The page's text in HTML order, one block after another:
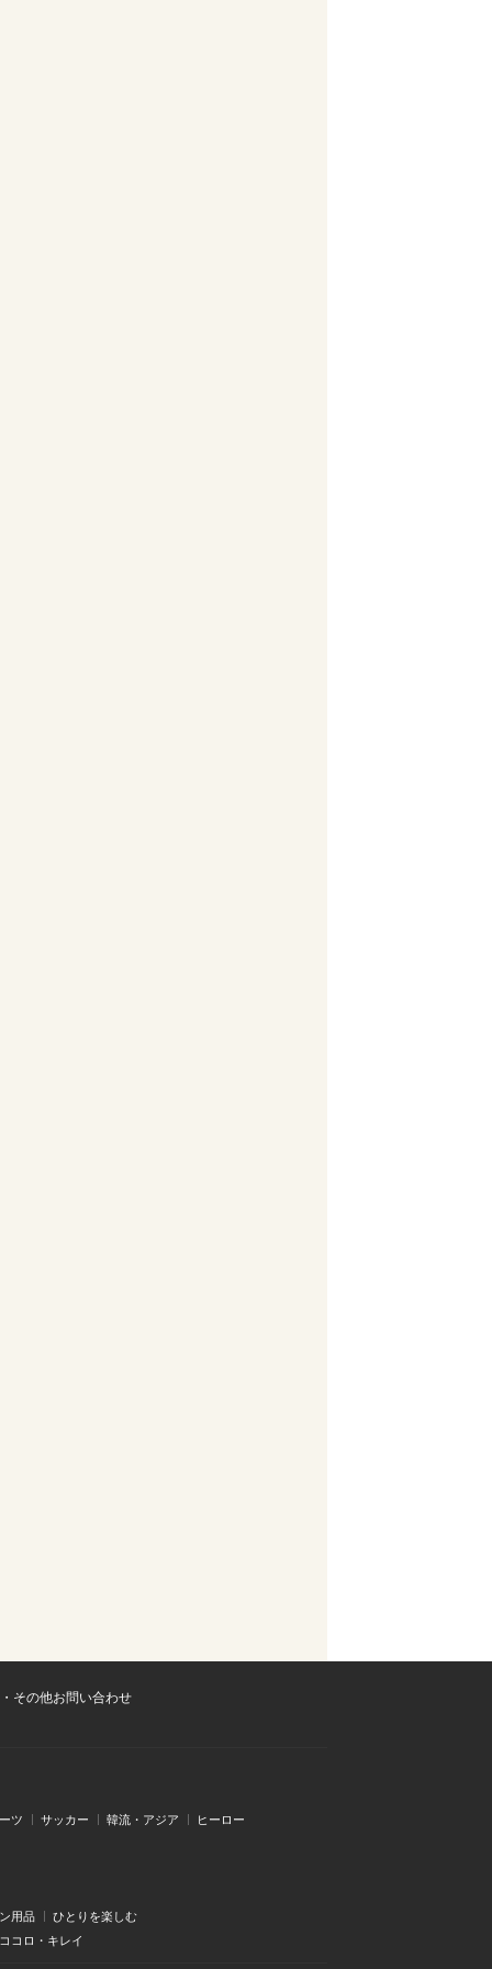
その他お問い合わせ
ツ サッカー 韓流・アジア ヒーロー
用品
ひとりを楽しむ
コロ・キレイ